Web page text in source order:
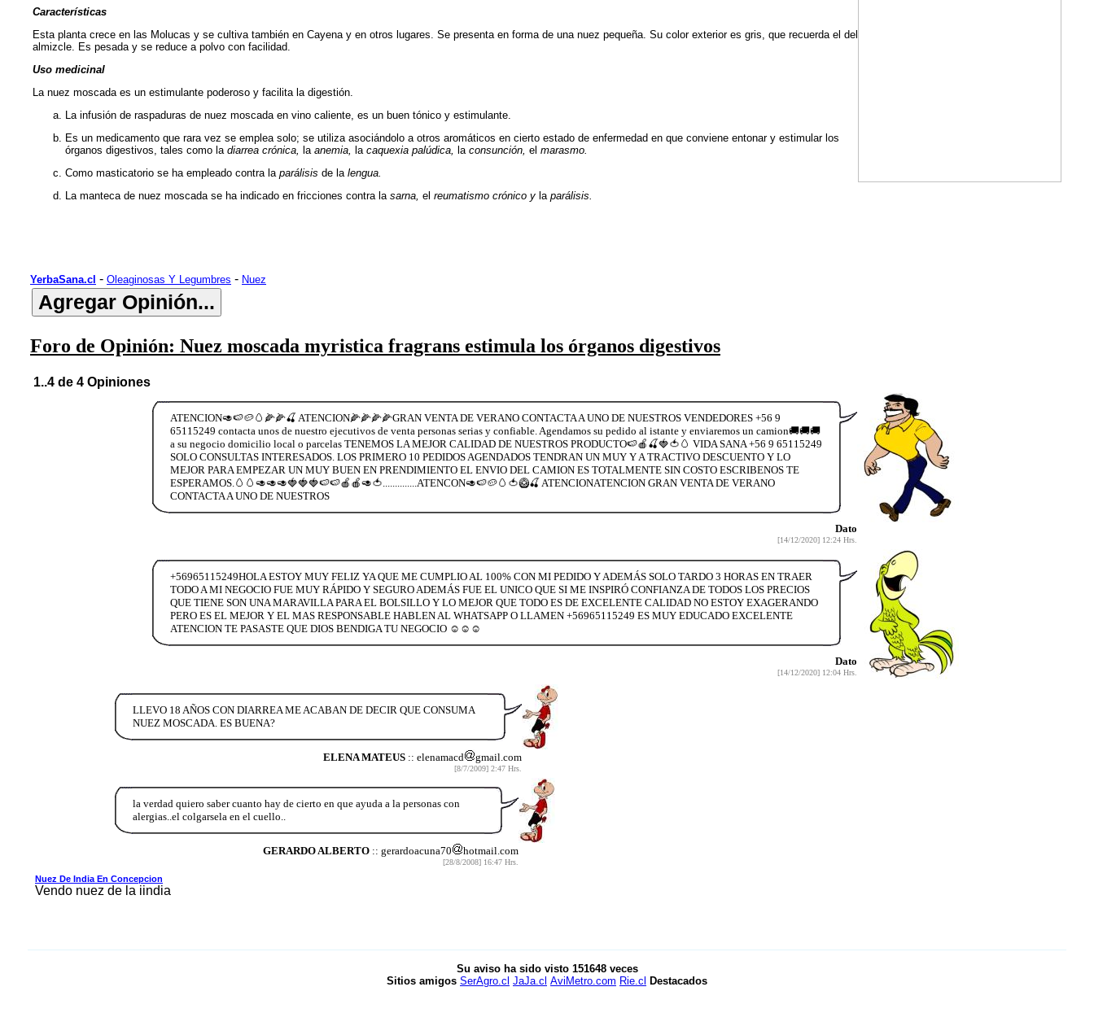
Características
Esta planta crece en las Molucas y se cultiva también en Cayena y en otros lugares. Se presenta en forma de una nuez pequeña. Su color exterior es gris, que recuerda el del
almizcle. Es pesada y se reduce a polvo con facilidad.
Uso medicinal
La nuez moscada es un estimulante poderoso y facilita la digestión.
La infusión de raspaduras de nuez moscada en vino caliente, es un buen tónico y estimulante.
Es un medicamento que rara vez se emplea solo; se utiliza asociándolo a otros aromáticos en cierto estado de enfermedad en que conviene entonar y estimular los
órganos digestivos, tales como la diarrea crónica, la anemia, la caquexia palúdica, la consunción, el marasmo.
Como masticatorio se ha empleado contra la parálisis de la lengua.
La manteca de nuez moscada se ha indicado en fricciones contra la sarna, el reumatismo crónico y la parálisis.
YerbaSana.cl - Oleaginosas Y Legumbres - Nuez
Foro de Opinión: Nuez moscada myristica fragrans estimula los órganos digestivos
1..4 de 4 Opiniones
ATENCION🥑🍉🥔🥚🌽🌽🍒 ATENCION🌽🌽🌽🌽GRAN VENTA DE VERANO CONTACTA A UNO DE NUESTROS VENDEDORES +56 9
65115249 contacta unos de nuestro ejecutivos de venta personas serias y confiable. Agendamos su pedido al istante y enviaremos un camion🚚🚚🚚
a su negocio domicilio local o parcelas TENEMOS LA MEJOR CALIDAD DE NUESTROS PRODUCTO🍉🍎🍒🍓🍅🥚 VIDA SANA +56 9 65115249
SOLO CONSULTAS INTERESADOS. LOS PRIMERO 10 PEDIDOS AGENDADOS TENDRAN UN MUY Y A TRACTIVO DESCUENTO Y LO
MEJOR PARA EMPEZAR UN MUY BUEN EN PRENDIMIENTO EL ENVIO DEL CAMION ES TOTALMENTE SIN COSTO ESCRIBENOS TE
ESPERAMOS.🥚🥚🥑🥑🥑🍓🍓🍓🍉🍉🍎🍎🥑🍅..............ATENCON🥑🍉🥔🥚🍅🥝🍒 ATENCIONATENCION GRAN VENTA DE VERANO
CONTACTA A UNO DE NUESTROS
Dato
[14/12/2020] 12:24 Hrs.
+56965115249HOLA ESTOY MUY FELIZ YA QUE ME CUMPLIO AL 100% CON MI PEDIDO Y ADEMÁS SOLO TARDO 3 HORAS EN TRAER
TODO A MI NEGOCIO FUE MUY RÁPIDO Y SEGURO ADEMÁS FUE EL UNICO QUE SI ME INSPIRÓ CONFIANZA DE TODOS LOS PRECIOS
QUE TIENE SON UNA MARAVILLA PARA EL BOLSILLO Y LO MEJOR QUE TODO ES DE EXCELENTE CALIDAD NO ESTOY EXAGERANDO
PERO ES EL MEJOR Y EL MAS RESPONSABLE HABLEN AL WHATSAPP O LLAMEN +56965115249 ES MUY EDUCADO EXCELENTE
ATENCION TE PASASTE QUE DIOS BENDIGA TU NEGOCIO ☺️☺️☺️
Dato
[14/12/2020] 12:04 Hrs.
LLEVO 18 AÑOS CON DIARREA ME ACABAN DE DECIR QUE CONSUMA
NUEZ MOSCADA. ES BUENA?
ELENA MATEUS :: elenamacd gmail.com
[8/7/2009] 2:47 Hrs.
la verdad quiero saber cuanto hay de cierto en que ayuda a la personas con
alergias..el colgarsela en el cuello..
GERARDO ALBERTO:: gerardoacuna70 hotmail.com
[28/8/2008] 16:47 Hrs.
Nuez De India En Concepcion
Vendo nuez de la iindia
Su aviso ha sido visto 151648veces
Sitios amigos SerAgro.cl JaJa.cl AviMetro.com Rie.cl Destacados